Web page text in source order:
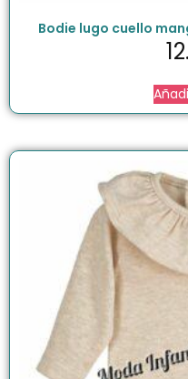
Bodie lugo cuello